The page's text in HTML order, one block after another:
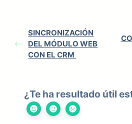
SINCRONIZACIÓN
DEL MÓDULO WEB
CON EL CRM
¿Te ha resultado útil